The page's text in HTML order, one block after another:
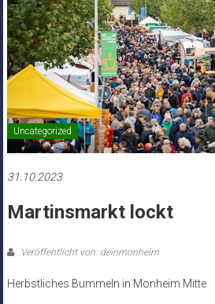
Uncategorized
31.10.2023
Martinsmarkt lockt
Veröffentlicht von: deinmonheim
Herbstliches Bummeln in Monheim Mitte